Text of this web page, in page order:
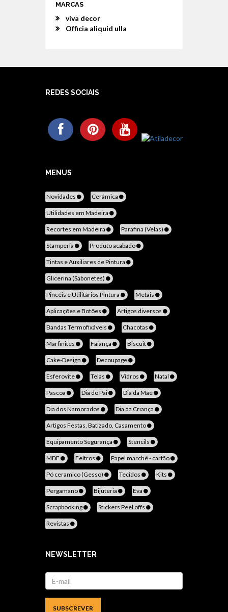
MARCAS
viva decor
Officia aliquid ulla
REDES SOCIAIS
MENUS
Novidades Cerâmica
Utilidades em Madeira
Recortes em Madeira Parafina (Velas)
Stamperia Produto acabado
Tintas e Auxiliares de Pintura
Glicerina (Sabonetes)
Pincéis e Utilitários Pintura Metais
Aplicações e Botões Artigos diversos
Bandas Termofixáveis Chacotas
Marfinites Faiança Biscuit
Cake-Design Decoupage
Esferovite Telas Vidros Natal
Pascoa Dia do Pai Dia da Mãe
Dia dos Namorados Dia da Criança
Artigos Festas, Batizado, Casamento
Equipamento Segurança Stencils
MDF Feltros Papel marché - cartão
Pó ceramico (Gesso) Tecidos Kits
Pergamano Bijuteria Eva
Scrapbooking Stickers Peel offs
Revistas
NEWSLETTER